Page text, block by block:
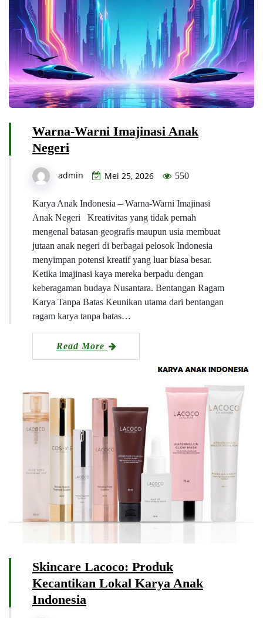
Warna-Warni Imajinasi Anak
Negeri
admin Mei 25, 2026 550
Karya Anak Indonesia – Warna-Warni Imajinasi
Anak Negeri Kreativitas yang tidak pernah
mengenal batasan geografis maupun usia membuat
jutaan anak negeri di berbagai pelosok Indonesia
menyimpan potensi kreatif yang luar biasa besar.
Ketika imajinasi kaya mereka berpadu dengan
keberagaman budaya Nusantara. Bentangan Ragam
Karya Tanpa Batas Keunikan utama dari bentangan
ragam karya tanpa batas…
Read More
Skincare Lacoco: Produk
Kecantikan Lokal Karya Anak
Indonesia